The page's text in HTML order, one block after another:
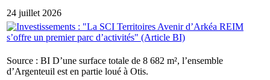
24 juillet 2026
Source : BI D’une surface totale de 8 682 m², l’ensemble
d’Argenteuil est en partie loué à Otis.